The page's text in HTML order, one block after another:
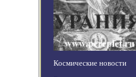
Космические новости